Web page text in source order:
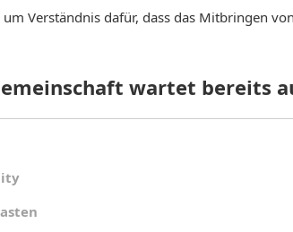
Verständnis dafür, dass das Mitbringen
wartet bereits